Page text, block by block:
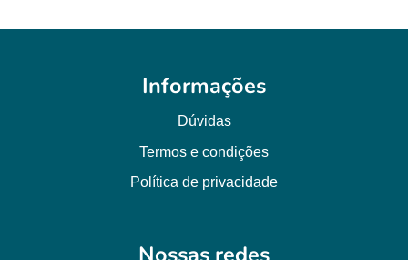
Informações
Dúvidas
Termos e condições
Política de privacidade